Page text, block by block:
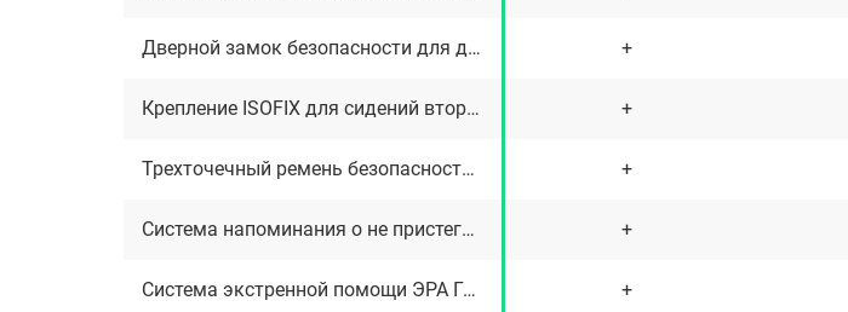
Дверной замок безопасности для детей
Крепление ISOFIX для сидений второго ряда
Трехточечный ремень безопасности переднего пассажира
Система напоминания о не пристегнутом ремне переднего пассажира
Система экстренной помощи ЭРА ГЛОНАСС